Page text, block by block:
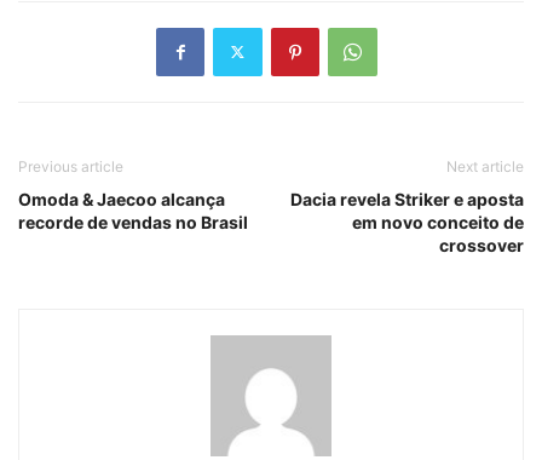
Previous article
Omoda & Jaecoo alcança
recorde de vendas no Brasil
Next article
Dacia revela Striker e aposta
em novo conceito de
crossover